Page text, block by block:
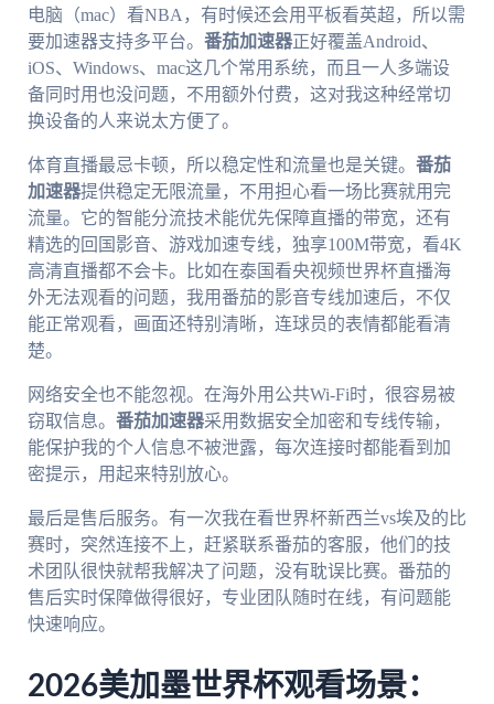
电脑（mac）看NBA，有时候还会用平板看英超，所以需
要加速器支持多平台。 番茄加速器正好覆盖Android、
iOS、Windows、mac这几个常用系统，而且一人多端设
备同时用也没问题，不用额外付费，这对我这种经常切
换设备的人来说太方便了。
体育直播最忌卡顿，所以稳定性和流量也是关键。 番茄
加速器提供稳定无限流量，不用担心看一场比赛就用完
流量。它的智能分流技术能优先保障直播的带宽，还有
精选的回国影音、游戏加速专线，独享100M带宽，看4K
高清直播都不会卡。比如在泰国看央视频世界杯直播海
外无法观看的问题，我用番茄的影音专线加速后，不仅
能正常观看，画面还特别清晰，连球员的表情都能看清
楚。
网络安全也不能忽视。在海外用公共Wi-Fi时，很容易被
窃取信息。 番茄加速器采用数据安全加密和专线传输，
能保护我的个人信息不被泄露，每次连接时都能看到加
密提示，用起来特别放心。
最后是售后服务。有一次我在看世界杯新西兰vs埃及的比
赛时，突然连接不上，赶紧联系番茄的客服，他们的技
术团队很快就帮我解决了问题，没有耽误比赛。番茄的
售后实时保障做得很好，专业团队随时在线，有问题能
快速响应。
2026美加墨世界杯观看场景：